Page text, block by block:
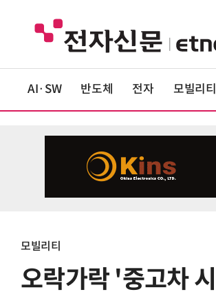
AI·SW 반도체 전자 모빌리티
모빌리티
오락가락 '중고차